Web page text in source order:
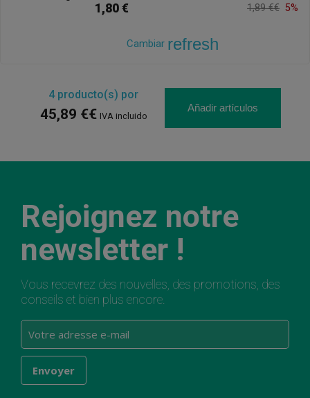
1,80 € 1,89 €€ 5%
Cambiar refresh
4producto(s) por
45,89 €€ IVA incluido
Añadir artículos
Rejoignez notre
newsletter !
Vous recevrez des nouvelles, des promotions, des
conseils et bien plus encore.